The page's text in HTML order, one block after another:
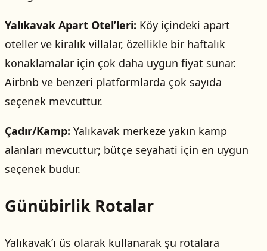
Yalıkavak Apart Otel’leri: Köy içindeki apart
oteller ve kiralık villalar, özellikle bir haftalık
konaklamalar için çok daha uygun fiyat sunar.
Airbnb ve benzeri platformlarda çok sayıda
seçenek mevcuttur.
Çadır/Kamp: Yalıkavak merkeze yakın kamp
alanları mevcuttur; bütçe seyahati için en uygun
seçenek budur.
Günübirlik Rotalar
Yalıkavak’ı üs olarak kullanarak şu rotalara